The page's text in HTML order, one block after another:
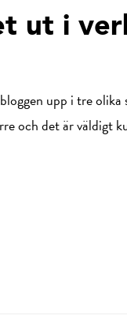
ut i
upp i tre
och det är väldigt